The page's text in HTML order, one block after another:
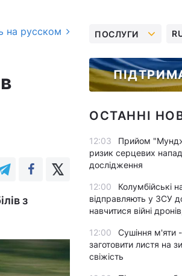
на русском
з
ПОСЛУГИ
ОСТАННІ
12:03
Прийом
ризик серцевих
дослідження
12:00
Колумбійські
відправляють у ЗСУ
навчитися війні
12:00
Сушіння м'яти
заготовити листя на
свіжість